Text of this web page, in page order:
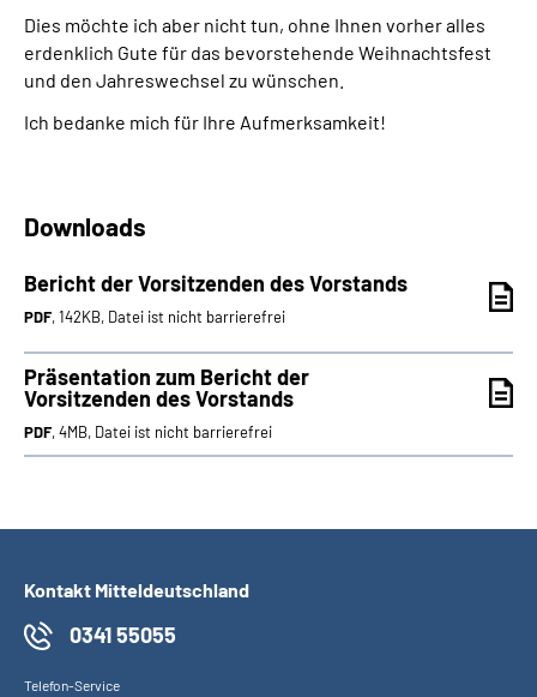
Dies möchte ich aber nicht tun, ohne Ihnen vorher alles
erdenklich Gute für das bevorstehende Weihnachtsfest
und den Jahreswechsel zu wünschen.
Ich bedanke mich für Ihre Aufmerksamkeit!
Downloads
Bericht der Vorsitzenden des Vorstands
PDF, 142KB, Datei ist nicht barrierefrei
Präsentation zum Bericht der
Vorsitzenden des Vorstands
PDF, 4MB, Datei ist nicht barrierefrei
Kontakt Mitteldeutschland
0341 55055
Telefon-Service